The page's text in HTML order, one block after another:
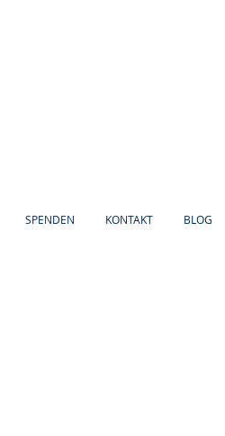
SPENDEN KONTAKT BLOG